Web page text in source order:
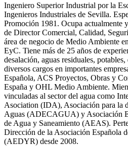
Ingeniero Superior Industrial por la
Ingenieros Industriales de Sevilla.
Promoción 1981. Ocupa actualmente
de Director Comercial, Calidad,
área de negocio de Medio Ambiente
EyC. Tiene más de 25 años de
desalación, aguas residuales,
diversos cargos en importantes
Española, ACS Proyectos, Obras y
España y OHL Medio Ambiente.
vinculadas al sector del agua como
Asociation (IDA), Asociación para la
Aguas (ADECAGUA) y Asociación
de Agua y Saneamiento (AEAS).
Dirección de la Asociación Española
(AEDYR) desde 2008.